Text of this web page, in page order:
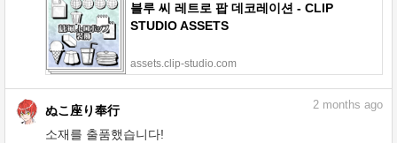
블루 씨 레트로 팝 데코레이션 - CLIP
STUDIO ASSETS
assets.clip-studio.com
ぬこ座り奉行
소재를 출품했습니다!
2 months ago